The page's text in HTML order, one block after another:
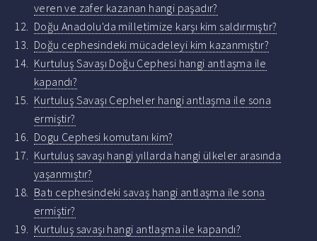
veren ve zafer kazanan hangi paşadır?
Doğu Anadolu'da milletimize karşı kim saldırmıştır?
Doğu cephesindeki mücadeleyi kim kazanmıştır?
Kurtuluş Savaşı Doğu Cephesi hangi antlaşma ile
kapandı?
Kurtuluş Savaşı Cepheler hangi antlaşma ile sona
ermiştir?
Dogu Cephesi komutanı kim?
Kurtuluş savaşı hangi yıllarda hangi ülkeler arasında
yaşanmıştır?
Batı cephesindeki savaş hangi antlaşma ile sona
ermiştir?
Kurtuluş savaşı hangi antlaşma ile kapandı?